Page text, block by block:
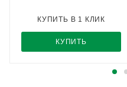
КУПИТЬ
КУПИТЬ В 1 КЛИК